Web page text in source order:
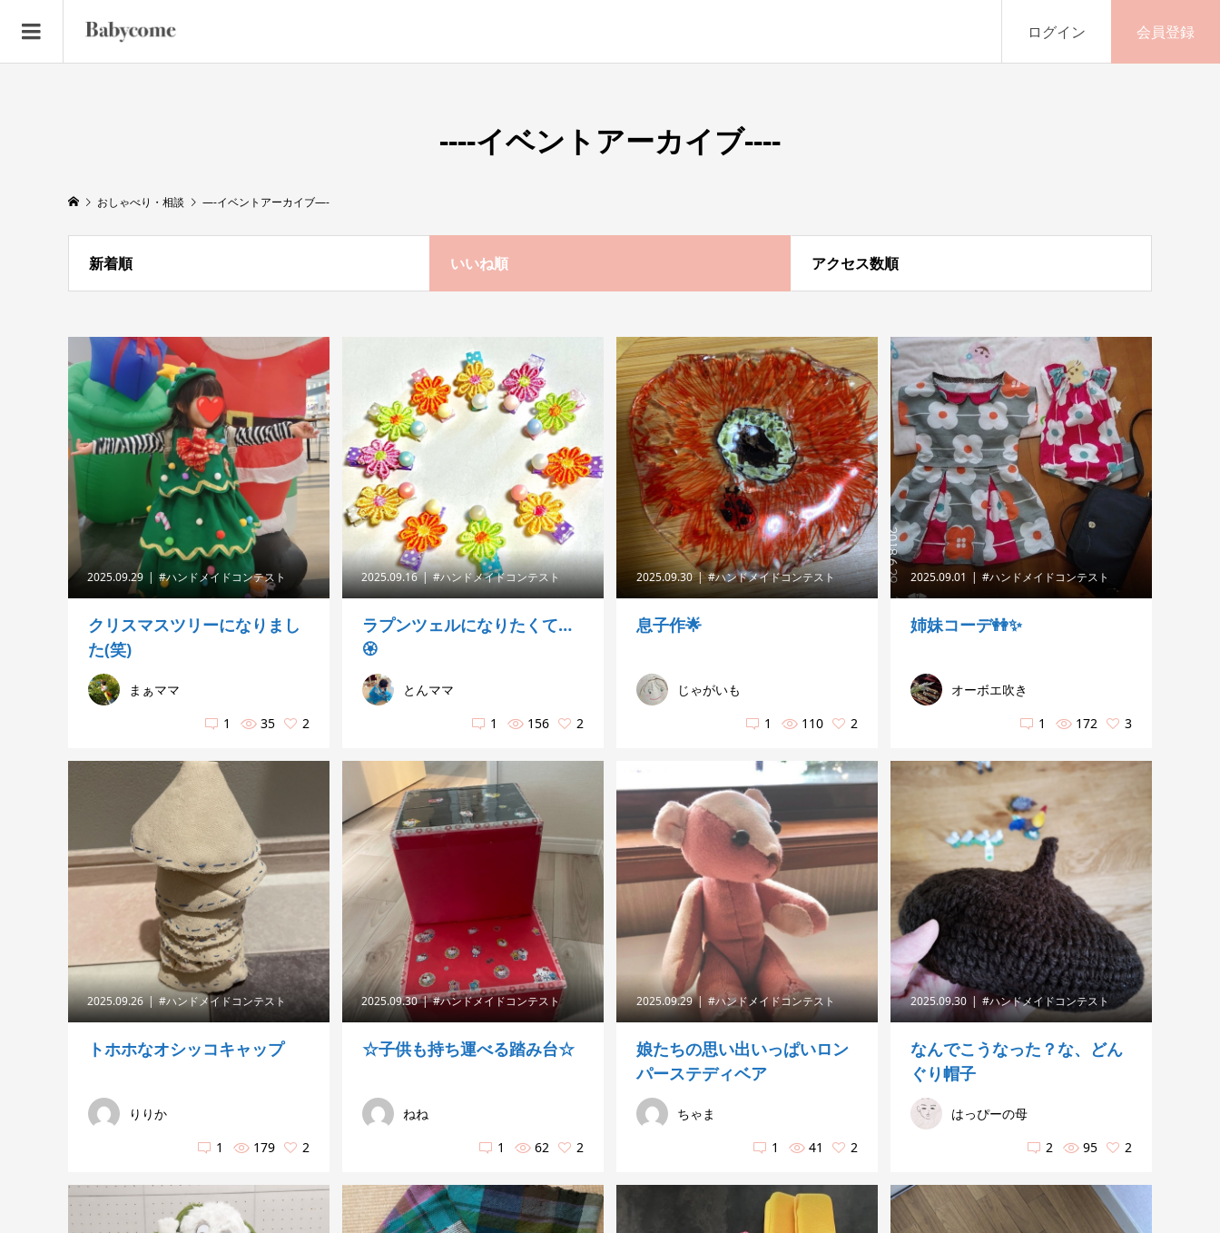
ログイン 会員登録
----イベントアーカイブ----
おしゃべり・相談 —-イベントアーカイブ—-
新着順 いいね順 アクセス数順
2025.09.29 #ハンドメイドコンテスト
クリスマスツリーになりまし
た(笑)
まぁママ
1
35 2
2025.09.16 #ハンドメイドコンテスト
ラプンツェルになりたくて…
🏵️
とんママ
1
156 2
2025.09.30 #ハンドメイドコンテスト
息子作🌟
じゃがいも
1
110 2
2025.09.01 #ハンドメイドコンテスト
姉妹コーデ👭✨
オーボエ吹き
1
172 3
2025.09.26 #ハンドメイドコンテスト
トホホなオシッコキャップ
りりか
1
179 2
2025.09.30 #ハンドメイドコンテスト
☆子供も持ち運べる踏み台☆
ねね
1
62 2
2025.09.29 #ハンドメイドコンテスト
娘たちの思い出いっぱいロン
パーステディベア
ちゃま
1
41 2
2025.09.30 #ハンドメイドコンテスト
なんでこうなった？な、どん
ぐり帽子
はっぴーの母
2
95 2